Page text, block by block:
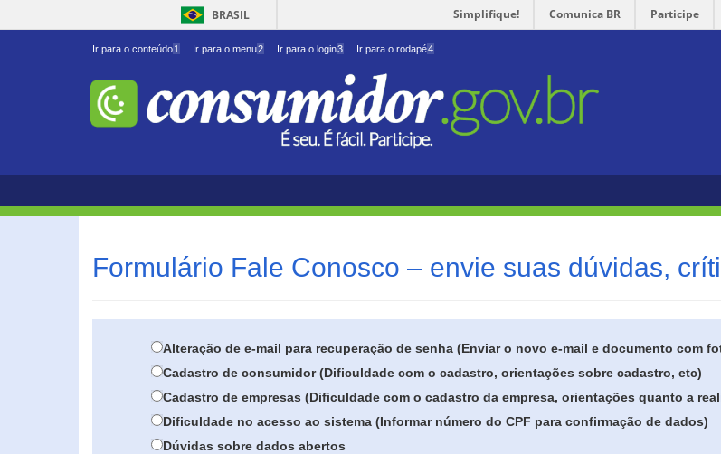
BRASIL Simplifique! Comunica BR Participe
Ir para o conteúdo1 Ir para o menu2 Ir para o login3 Ir para o rodapé4
Formulário Fale Conosco – envie suas dúvidas,
Alteração de e-mail para recuperação de senha (Enviar o novo e-mail e documento com
Cadastro de consumidor (Dificuldade com o cadastro, orientações sobre cadastro, etc)
Cadastro de empresas (Dificuldade com o cadastro da empresa, orientações quanto a
Dificuldade no acesso ao sistema (Informar número do CPF para confirmação de dados)
Dúvidas sobre dados abertos